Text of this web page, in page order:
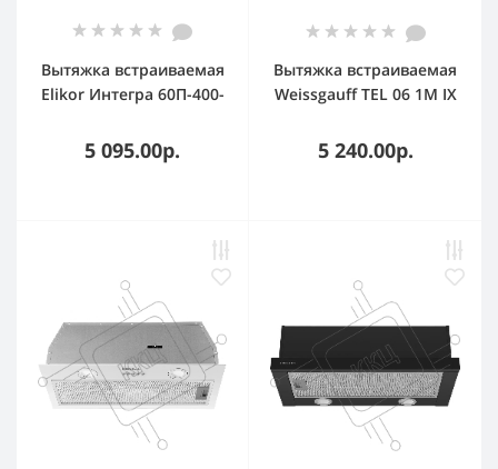
Вытяжка встраиваемая
Elikor Интегра 60П-400-
куб. м/ч, 55 дБ
5 095.00р.
Вытяжка встраиваемая
Weissgauff TEL 06 1M IX
600 куб. м/ч, 46 дБ
5 240.00р.